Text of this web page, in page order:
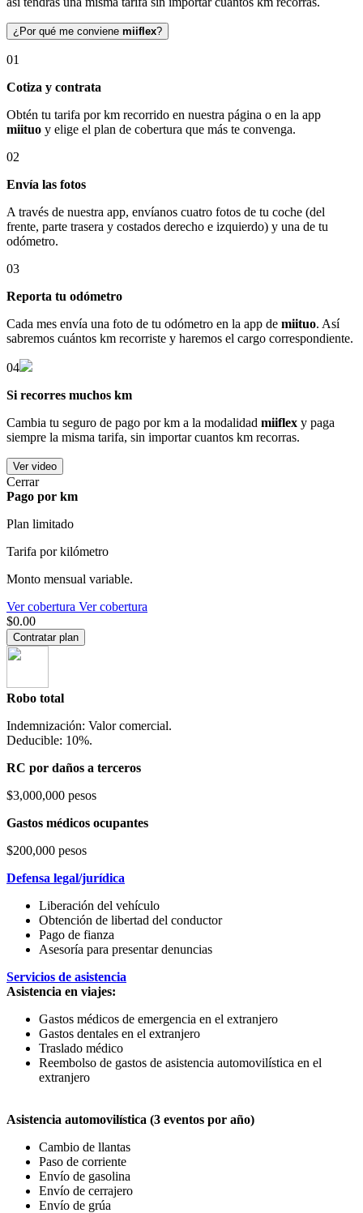
¿Por qué me conviene miiflex?
01
Cotiza y contrata
Obtén tu tarifa por km recorrido en nuestra página o en la app
miituo y elige el plan de cobertura que más te convenga.
02
Envía las fotos
A través de nuestra app, envíanos cuatro fotos de tu coche (del
frente, parte trasera y costados derecho e izquierdo) y una de tu
odómetro.
03
Reporta tu odómetro
Cada mes envía una foto de tu odómetro en la app de miituo. Así
sabremos cuántos km recorriste y haremos el cargo correspondiente.
04
Si recorres muchos km
Cambia tu seguro de pago por km a la modalidad miiflex y paga
siempre la misma tarifa, sin importar cuantos km recorras.
Ver video
Cerrar
Pago por km
Plan limitado
Tarifa por kilómetro
Monto mensual variable.
Ver cobertura Ver cobertura
$0.00
Contratar plan
Robo total
Indemnización: Valor comercial.
Deducible: 10%.
RC por daños a terceros
$3,000,000 pesos
Gastos médicos ocupantes
$200,000 pesos
Defensa legal/jurídica
Liberación del vehículo
Obtención de libertad del conductor
Pago de fianza
Asesoría para presentar denuncias
Servicios de asistencia
Asistencia en viajes:
Gastos médicos de emergencia en el extranjero
Gastos dentales en el extranjero
Traslado médico
Reembolso de gastos de asistencia automovilística en el
extranjero
Asistencia automovilística (3 eventos por año)
Cambio de llantas
Paso de corriente
Envío de gasolina
Envío de cerrajero
Envío de grúa